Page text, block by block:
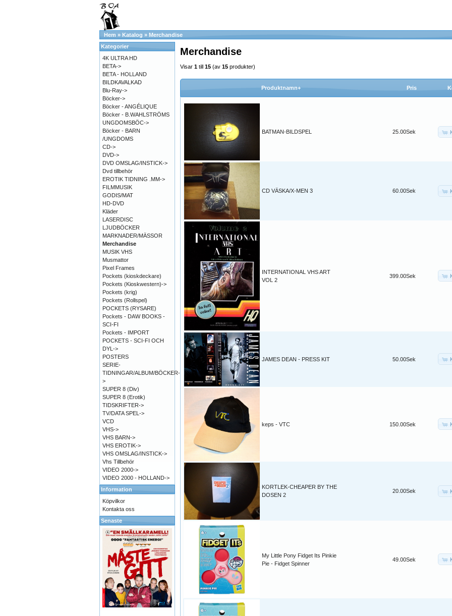
Hem » Katalog » Merchandise
Merchandise
Visar 1 till 15 (av 15 produkter)
Produktnamn+ Pris
BATMAN-BILDSPEL 25.00Sek
CD VÄSKA/X-MEN 3 60.00Sek
INTERNATIONAL VHS ART
VOL 2
399.00Sek
JAMES DEAN - PRESS KIT 50.00Sek
keps - VTC 150.00Sek
KORTLEK-CHEAPER BY THE
DOSEN 2
20.00Sek
My Little Pony Fidget Its Pinkie
Pie - Fidget Spinner
49.00Sek
Kategorier
4K ULTRA HD
BETA->
BETA - HOLLAND
BILDKAVALKAD
Blu-Ray->
Böcker->
Böcker - ANGÉLIQUE
Böcker - B.WAHLSTRÖMS
UNGDOMSBÖC->
Böcker - BARN
/UNGDOMS
CD->
DVD->
DVD OMSLAG/INSTICK->
Dvd tillbehör
EROTIK TIDNING .MM->
FILMMUSIK
GODIS/MAT
HD-DVD
Kläder
LASERDISC
LJUDBÖCKER
MARKNADER/MÄSSOR
Merchandise
MUSIK VHS
Musmattor
Pixel Frames
Pockets (kioskdeckare)
Pockets (Kioskwestern)->
Pockets (krig)
Pockets (Rollspel)
POCKETS (RYSARE)
Pockets - DAW BOOKS -
SCI-FI
Pockets - IMPORT
POCKETS - SCI-FI OCH
DYL->
POSTERS
SERIE-
TIDNINGAR/ALBUM/BÖCKER-
>
SUPER 8 (Div)
SUPER 8 (Erotik)
TIDSKRIFTER->
TV/DATA SPEL->
VCD
VHS->
VHS BARN->
VHS EROTIK->
VHS OMSLAG/INSTICK->
Vhs Tillbehör
VIDEO 2000->
VIDEO 2000 - HOLLAND->
Information
Köpvilkor
Kontakta oss
Senaste